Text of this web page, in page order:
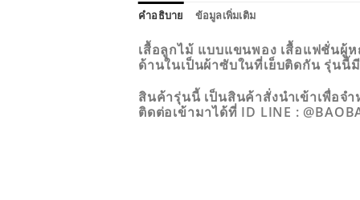
คำอธิบาย ข้อมูลเพิ่มเติม
เสื้อลูกไม้ แบบแขนพอง เสื้อแฟชั่นผู้
ด้านในเป็นผ้าซับในที่เย็บติดกัน รุ่นนี้
สินค้ารุ่นนี้ เป็นสินค้าสั่งนำเข้าเพื่อจ
ติดต่อเข้ามาได้ที่ ID LINE :